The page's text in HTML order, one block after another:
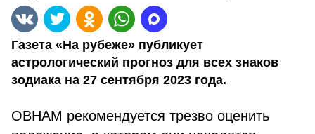
Газета «На рубеже» публикует
астрологический прогноз для всех знаков
зодиака на 27 сентября 2023 года.
ОВНАМ рекомендуется трезво оценить